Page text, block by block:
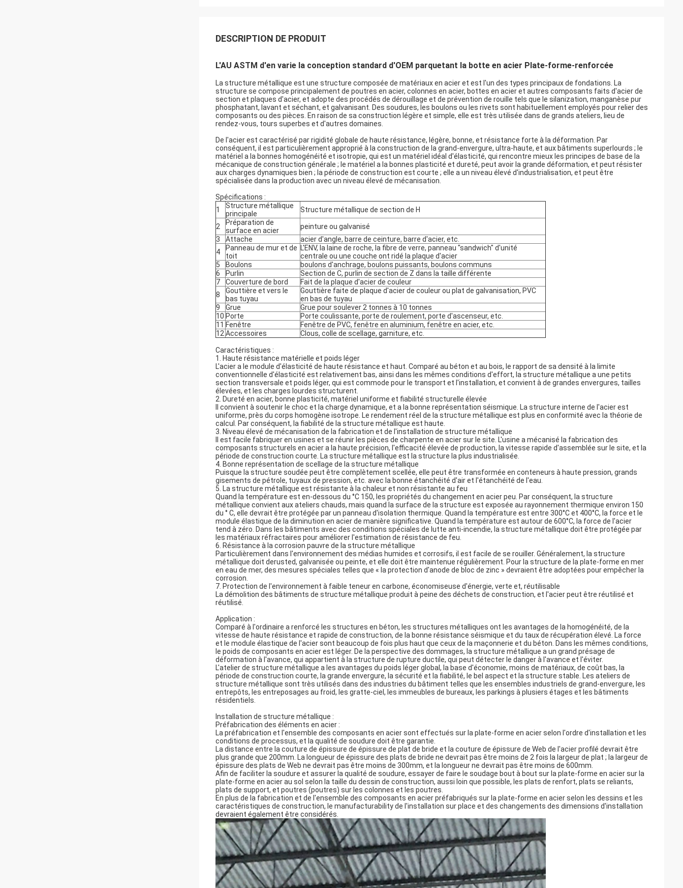
DESCRIPTION DE PRODUIT
L'AU ASTM d'en varie la conception standard d'OEM parquetant la botte en acier Plate-forme-renforcée
La structure métallique est une structure composée de matériaux en acier et est l'un des types principaux de fondations. La
structure se compose principalement de poutres en acier, colonnes en acier, bottes en acier et autres composants faits d'acier de
section et plaques d'acier, et adopte des procédés de dérouillage et de prévention de rouille tels que le silanization, manganèse pur
phosphatant, lavant et séchant, et galvanisant. Des soudures, les boulons ou les rivets sont habituellement employés pour relier des
composants ou des pièces. En raison de sa construction légère et simple, elle est très utilisée dans de grands ateliers, lieu de
rendez-vous, tours superbes et d'autres domaines.
De l'acier est caractérisé par rigidité globale de haute résistance, légère, bonne, et résistance forte à la déformation. Par
conséquent, il est particulièrement approprié à la construction de la grand-envergure, ultra-haute, et aux bâtiments superlourds ; le
matériel a la bonnes homogénéité et isotropie, qui est un matériel idéal d'élasticité, qui rencontre mieux les principes de base de la
mécanique de construction générale ; le matériel a la bonnes plasticité et dureté, peut avoir la grande déformation, et peut résister
aux charges dynamiques bien ; la période de construction est courte ; elle a un niveau élevé d'industrialisation, et peut être
spécialisée dans la production avec un niveau élevé de mécanisation.
Spécifications :
1
Structure métallique
principale
Structure métallique de section de H
2
Préparation de
surface en acier
peinture ou galvanisé
3
Attache
acier d'angle, barre de ceinture, barre d'acier, etc.
4
Panneau de mur et de
toit
L'ENV, la laine de roche, la fibre de verre, panneau "sandwich" d'unité
centrale ou une couche ont ridé la plaque d'acier
5
Boulons
boulons d'anchrage, boulons puissants, boulons communs
6
Purlin
Section de C, purlin de section de Z dans la taille différente
7
Couverture de bord
Fait de la plaque d'acier de couleur
8
Gouttière et vers le
bas tuyau
Gouttière faite de plaque d'acier de couleur ou plat de galvanisation, PVC
en bas de tuyau
9
Grue
Grue pour soulever 2 tonnes à 10 tonnes
10 Porte
Porte coulissante, porte de roulement, porte d'ascenseur, etc.
11 Fenêtre
Fenêtre de PVC, fenêtre en aluminium, fenêtre en acier, etc.
12 Accessoires Clous, colle de scellage, garniture, etc.
Caractéristiques :
1. Haute résistance matérielle et poids léger
L'acier a le module d'élasticité de haute résistance et haut. Comparé au béton et au bois, le rapport de sa densité à la limite
conventionnelle d'élasticité est relativement bas, ainsi dans les mêmes conditions d'effort, la structure métallique a une petits
section transversale et poids léger, qui est commode pour le transport et l'installation, et convient à de grandes envergures, tailles
élevées, et les charges lourdes structurent.
2. Dureté en acier, bonne plasticité, matériel uniforme et fiabilité structurelle élevée
Il convient à soutenir le choc et la charge dynamique, et a la bonne représentation séismique. La structure interne de l'acier est
uniforme, près du corps homogène isotrope. Le rendement réel de la structure métallique est plus en conformité avec la théorie de
calcul. Par conséquent, la fiabilité de la structure métallique est haute.
3. Niveau élevé de mécanisation de la fabrication et de l'installation de structure métallique
Il est facile fabriquer en usines et se réunir les pièces de charpente en acier sur le site. L'usine a mécanisé la fabrication des
composants structurels en acier a la haute précision, l'efficacité élevée de production, la vitesse rapide d'assemblée sur le site, et la
période de construction courte. La structure métallique est la structure la plus industrialisée.
4. Bonne représentation de scellage de la structure métallique
Puisque la structure soudée peut être complètement scellée, elle peut être transformée en conteneurs à haute pression, grands
gisements de pétrole, tuyaux de pression, etc. avec la bonne étanchéité d'air et l'étanchéité de l'eau.
5. La structure métallique est résistante à la chaleur et non résistante au feu
Quand la température est en-dessous du °C 150, les propriétés du changement en acier peu. Par conséquent, la structure
métallique convient aux ateliers chauds, mais quand la surface de la structure est exposée au rayonnement thermique environ 150
du ° C, elle devrait être protégée par un panneau d'isolation thermique. Quand la température est entre 300°C et 400°C, la force et le
module élastique de la diminution en acier de manière significative. Quand la température est autour de 600°C, la force de l'acier
tend à zéro. Dans les bâtiments avec des conditions spéciales de lutte anti-incendie, la structure métallique doit être protégée par
les matériaux réfractaires pour améliorer l'estimation de résistance de feu.
6. Résistance à la corrosion pauvre de la structure métallique
Particulièrement dans l'environnement des médias humides et corrosifs, il est facile de se rouiller. Généralement, la structure
métallique doit derusted, galvanisée ou peinte, et elle doit être maintenue régulièrement. Pour la structure de la plate-forme en mer
en eau de mer, des mesures spéciales telles que « la protection d'anode de bloc de zinc » devraient être adoptées pour empêcher la
corrosion.
7. Protection de l'environnement à faible teneur en carbone, économiseuse d'énergie, verte et, réutilisable
La démolition des bâtiments de structure métallique produit à peine des déchets de construction, et l'acier peut être réutilisé et
réutilisé.
Application :
Comparé à l'ordinaire a renforcé les structures en béton, les structures métalliques ont les avantages de la homogénéité, de la
vitesse de haute résistance et rapide de construction, de la bonne résistance séismique et du taux de récupération élevé. La force
et le module élastique de l'acier sont beaucoup de fois plus haut que ceux de la maçonnerie et du béton. Dans les mêmes conditions,
le poids de composants en acier est léger. De la perspective des dommages, la structure métallique a un grand présage de
déformation à l'avance, qui appartient à la structure de rupture ductile, qui peut détecter le danger à l'avance et l'éviter.
L'atelier de structure métallique a les avantages du poids léger global, la base d'économie, moins de matériaux, de coût bas, la
période de construction courte, la grande envergure, la sécurité et la fiabilité, le bel aspect et la structure stable. Les ateliers de
structure métallique sont très utilisés dans des industries du bâtiment telles que les ensembles industriels de grand-envergure, les
entrepôts, les entreposages au froid, les gratte-ciel, les immeubles de bureaux, les parkings à plusiers étages et les bâtiments
résidentiels.
Installation de structure métallique :
Préfabrication des éléments en acier :
La préfabrication et l'ensemble des composants en acier sont effectués sur la plate-forme en acier selon l'ordre d'installation et les
conditions de processus, et la qualité de soudure doit être garantie.
La distance entre la couture de épissure de épissure de plat de bride et la couture de épissure de Web de l'acier profilé devrait être
plus grande que 200mm. La longueur de épissure des plats de bride ne devrait pas être moins de 2 fois la largeur de plat ; la largeur de
épissure des plats de Web ne devrait pas être moins de 300mm, et la longueur ne devrait pas être moins de 600mm.
Afin de faciliter la soudure et assurer la qualité de soudure, essayer de faire le soudage bout à bout sur la plate-forme en acier sur la
plate-forme en acier au sol selon la taille du dessin de construction, aussi loin que possible, les plats de renfort, plats se reliants,
plats de support, et poutres (poutres) sur les colonnes et les poutres.
En plus de la fabrication et de l'ensemble des composants en acier préfabriqués sur la plate-forme en acier selon les dessins et les
caractéristiques de construction, le manufacturability de l'installation sur place et des changements des dimensions d'installation
devraient également être considérés.